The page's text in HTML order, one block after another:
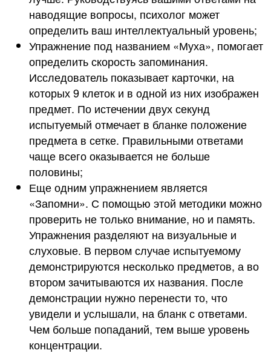
наводящие вопросы, психолог может
определить ваш интеллектуальный уровень;
Упражнение под названием «Муха», помогает
определить скорость запоминания.
Исследователь показывает карточки, на
которых 9 клеток и в одной из них изображен
предмет. По истечении двух секунд
испытуемый отмечает в бланке положение
предмета в сетке. Правильными ответами
чаще всего оказывается не больше
половины;
Еще одним упражнением является
«Запомни». С помощью этой методики можно
проверить не только внимание, но и память.
Упражнения разделяют на визуальные и
слуховые. В первом случае испытуемому
демонстрируются несколько предметов, а во
втором зачитываются их названия. После
демонстрации нужно перенести то, что
увидели и услышали, на бланк с ответами.
Чем больше попаданий, тем выше уровень
концентрации.